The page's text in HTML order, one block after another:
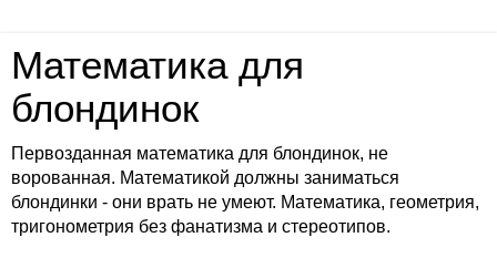
Математика для
блондинок
Первозданная математика для блондинок, не
ворованная. Математикой должны заниматься
блондинки - они врать не умеют. Математика, геометрия,
тригонометрия без фанатизма и стереотипов.